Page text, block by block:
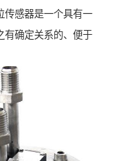
传感器是一个具有一
有确定关系的、便于